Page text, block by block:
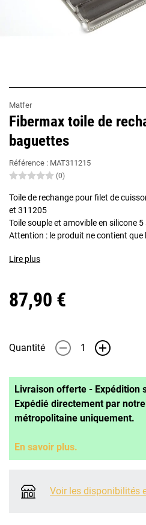
Matfer
Fibermax toile de
baguettes
Référence : MAT311215
(0)
Toile de rechange pour filet de
et 311205
Toile souple et amovible en silicone 5
Attention : le produit ne contient que
Lire plus
87,90 €
Quantité - +
Livraison offerte - Expédition
Expédié directement par
métropolitaine uniquement.
En savoir plus.
Voir les disponibilités